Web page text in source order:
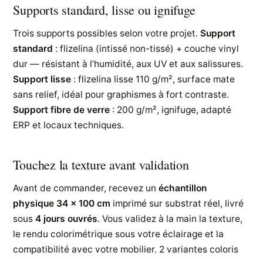
Supports standard, lisse ou ignifuge
Trois supports possibles selon votre projet.Support
standard : flizelina (intissé non-tissé) + couche vinyl
dur — résistant à l’humidité, aux UV et aux salissures.
Support lisse : flizelina lisse 110 g/m², surface mate
sans relief, idéal pour graphismes à fort contraste.
Support fibre de verre : 200 g/m², ignifuge, adapté
ERP et locaux techniques.
Touchez la texture avant validation
Avant de commander, recevez unéchantillon
physique 34 × 100 cm imprimé sur substrat réel, livré
sous4 jours ouvrés. Vous validez à la main la texture,
le rendu colorimétrique sous votre éclairage et la
compatibilité avec votre mobilier. 2 variantes coloris